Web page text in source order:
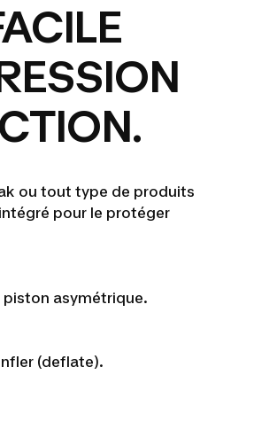
ou tout type de produits
pour le protéger
piston asymétrique.
(deflate).